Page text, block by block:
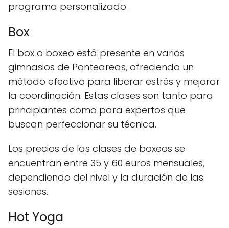
programa personalizado.
Box
El box o boxeo está presente en varios
gimnasios de Ponteareas, ofreciendo un
método efectivo para liberar estrés y mejorar
la coordinación. Estas clases son tanto para
principiantes como para expertos que
buscan perfeccionar su técnica.
Los precios de las clases de boxeos se
encuentran entre 35 y 60 euros mensuales,
dependiendo del nivel y la duración de las
sesiones.
Hot Yoga